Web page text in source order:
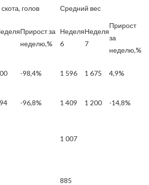
голов Средний вес
Прирост за
неделю,%
Неделя
6
Неделя
7
Прирост
за
неделю,%
-98,4% 1 596 1 675 4,9%
-96,8% 1 409 1 200 -14,8%
1 007
885